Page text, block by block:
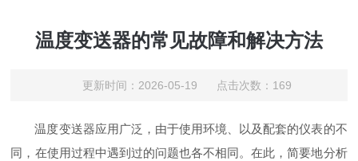
温度变送器的常见故障和解决方法
更新时间：2026-05-19 点击次数：169
温度变送器应用广泛，由于使用环境、以及配套的仪表的不
同，在使用过程中遇到过的问题也各不相同。在此，简要地分析